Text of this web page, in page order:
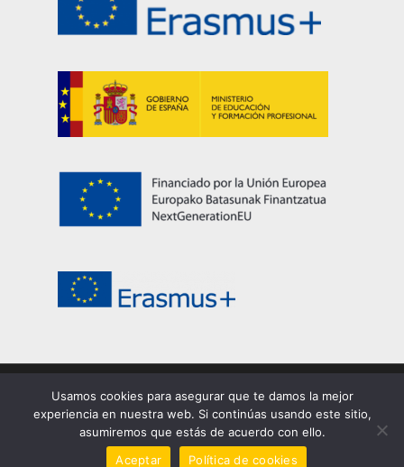
© 2026 EASDi Corella. Escuela de Arte y Superior de
Corella | Privacidad|Cookies |Aviso legal
youtubeinstagram
Usamos cookies para asegurar que te damos la mejor
experiencia en nuestra web. Si continúas usando este sitio,
asumiremos que estás de acuerdo con ello.
Aceptar
Política de cookies